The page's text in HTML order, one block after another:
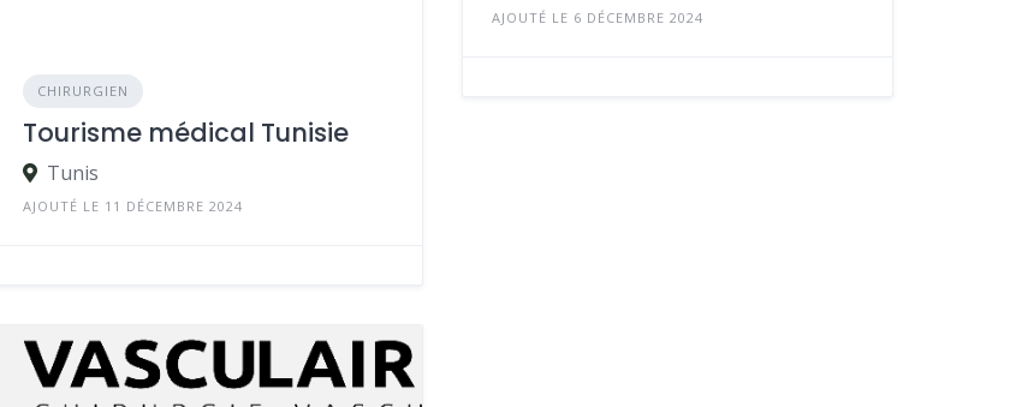
CHIRURGIEN
Tourisme médical Tunisie
Tunis
AJOUTÉ LE 11 DÉCEMBRE 2024
AJOUTÉ LE 6 DÉCEMBRE 2024